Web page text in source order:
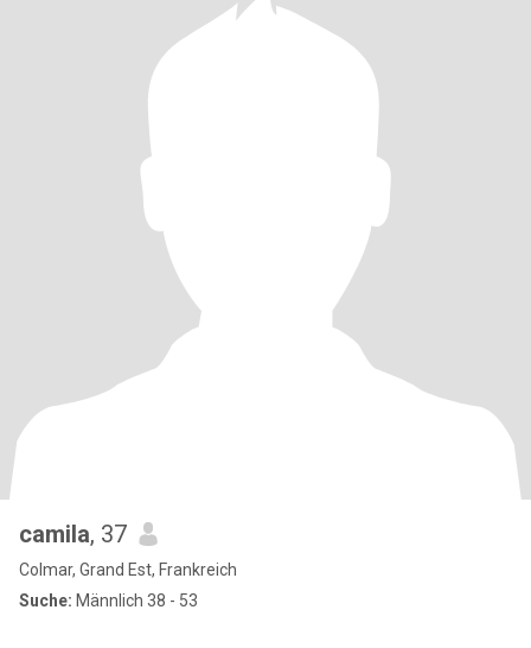
camila, 37
Colmar, Grand Est, Frankreich
Suche: Männlich 38 - 53